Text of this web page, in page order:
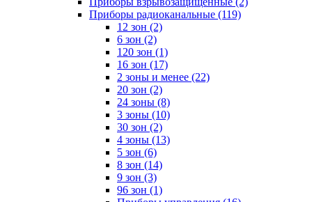
Приборы радиоканальные (119)
12 зон (2)
6 зон (2)
120 зон (1)
16 зон (17)
2 зоны и менее (22)
20 зон (2)
24 зоны (8)
3 зоны (10)
30 зон (2)
4 зоны (13)
5 зон (6)
8 зон (14)
9 зон (3)
96 зон (1)